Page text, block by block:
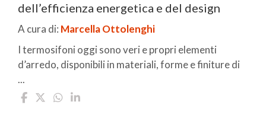
dell’efficienza energetica e del design
A cura di: Marcella Ottolenghi
I termosifoni oggi sono veri e propri elementi
d’arredo, disponibili in materiali, forme e finiture di
...